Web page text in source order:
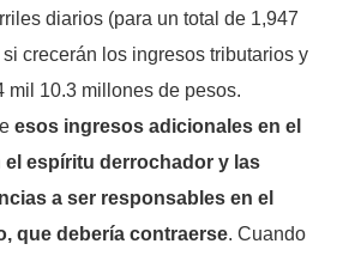
diarios (para un total de 1,947
crecerán los ingresos tributarios y
mil 10.3 millones de pesos.
esos ingresos adicionales en el
el espíritu derrochador y las
a ser responsables en el
que debería contraerse. Cuando